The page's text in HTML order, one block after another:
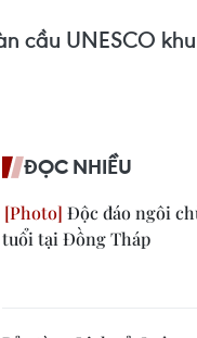
cầu UNESCO
ĐỌC NHIỀU
Độc đáo ngôi
tuổi tại Đồng Tháp